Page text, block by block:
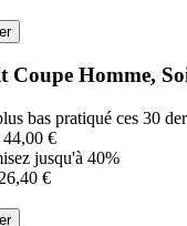
Coupe Homme,
bas pratiqué ces 30
44,00 €
jusqu'à 40%
26,40 €